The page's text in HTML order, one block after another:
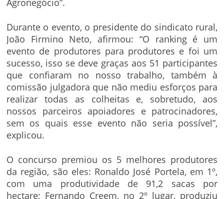
Agronegócio”.
Durante o evento, o presidente do sindicato rural,
João Firmino Neto, afirmou: “O ranking é um
evento de produtores para produtores e foi um
sucesso, isso se deve graças aos 51 participantes
que confiaram no nosso trabalho, também à
comissão julgadora que não mediu esforços para
realizar todas as colheitas e, sobretudo, aos
nossos parceiros apoiadores e patrocinadores,
sem os quais esse evento não seria possível”,
explicou.
O concurso premiou os 5 melhores produtores
da região, são eles: Ronaldo José Portela, em 1º,
com uma produtividade de 91,2 sacas por
hectare; Fernando Creem, no 2º lugar, produziu